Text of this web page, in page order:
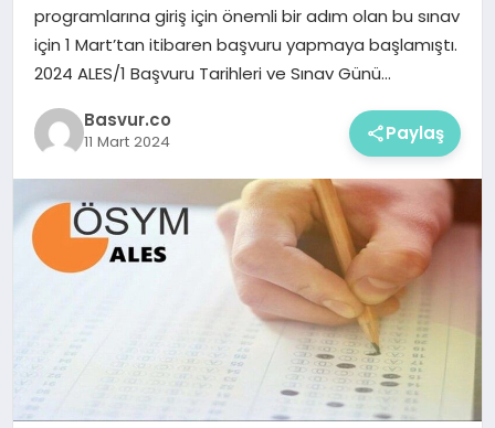
programlarına giriş için önemli bir adım olan bu sınav
için 1 Mart’tan itibaren başvuru yapmaya başlamıştı.
2024 ALES/1 Başvuru Tarihleri ve Sınav Günü…
Basvur.co
11 Mart 2024 Paylaş